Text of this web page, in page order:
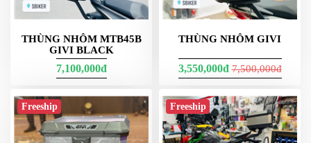
Thùng Hông R15 có đèn xi nhan
E23N Givi mã vuông nhập malaysia
THÙNG NHÔM MTB45B
GIVI BLACK
7,100,000đ
THÙNG NHÔM GIVI
3,550,000đ7,500,000đ
Freeship Freeship